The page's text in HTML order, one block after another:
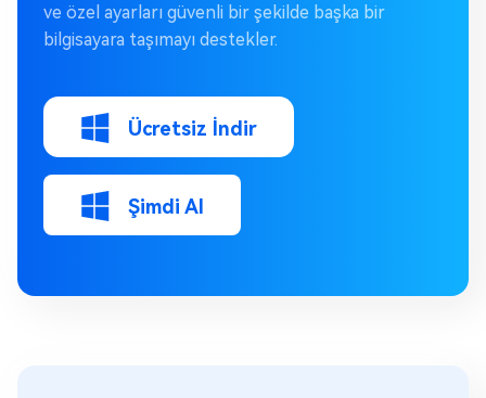
ve özel ayarları güvenli bir şekilde başka bir
bilgisayara taşımayı destekler.
Ücretsiz İndir
Şimdi Al